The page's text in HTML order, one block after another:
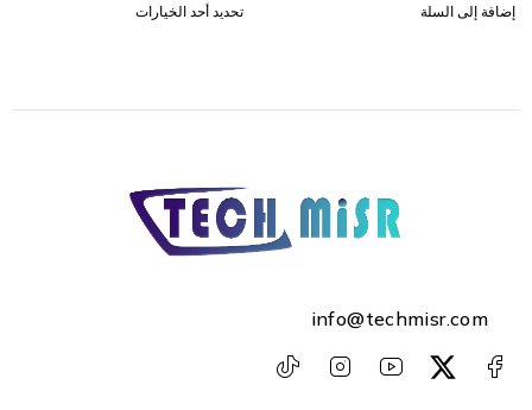
تحديد أحد الخيارات إضافة إلى السلة
info@techmisr.com